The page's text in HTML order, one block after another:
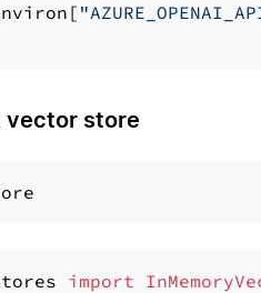
vector store
import